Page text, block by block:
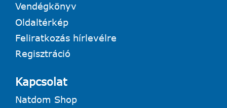
Vendégkönyv
Oldaltérkép
Feliratkozás hírlevélre
Regisztráció
Kapcsolat
Natdom Shop